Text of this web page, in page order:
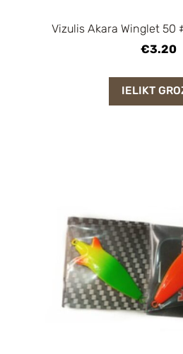
Vizulis Akara Winglet 50
€3.20
IELIKT